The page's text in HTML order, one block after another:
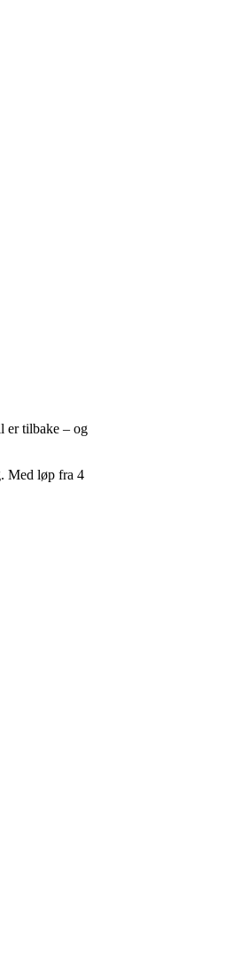
er tilbake – og
Med løp fra 4